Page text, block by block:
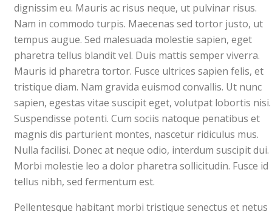
dignissim eu. Mauris ac risus neque, ut pulvinar risus.
Nam in commodo turpis. Maecenas sed tortor justo, ut
tempus augue. Sed malesuada molestie sapien, eget
pharetra tellus blandit vel. Duis mattis semper viverra.
Mauris id pharetra tortor. Fusce ultrices sapien felis, et
tristique diam. Nam gravida euismod convallis. Ut nunc
sapien, egestas vitae suscipit eget, volutpat lobortis nisi.
Suspendisse potenti. Cum sociis natoque penatibus et
magnis dis parturient montes, nascetur ridiculus mus.
Nulla facilisi. Donec at neque odio, interdum suscipit dui.
Morbi molestie leo a dolor pharetra sollicitudin. Fusce id
tellus nibh, sed fermentum est.
Pellentesque habitant morbi tristique senectus et netus